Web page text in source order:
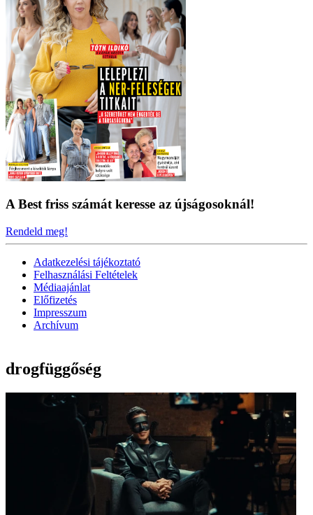
A Best friss számát keresse az újságosoknál!
Rendeld meg!
Adatkezelési tájékoztató
Felhasználási Feltételek
Médiaajánlat
Előfizetés
Impresszum
Archívum
drogfüggőség